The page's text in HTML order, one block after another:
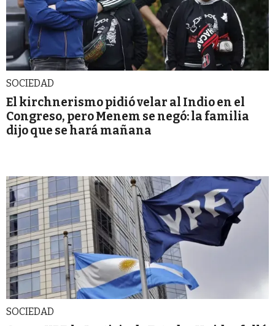
SOCIEDAD
El kirchnerismo pidió velar al Indio en el
Congreso, pero Menem se negó: la familia
dijo que se hará mañana
SOCIEDAD